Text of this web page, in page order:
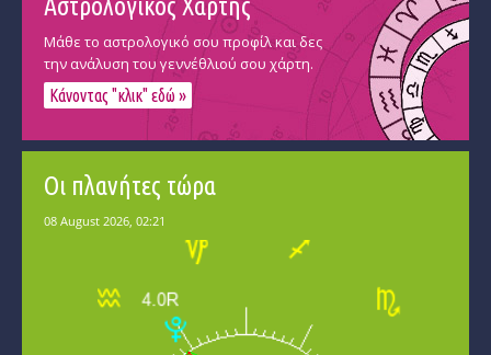
Μάθε το αστρολογικό σου προφίλ και δες
την ανάλυση του γεννέθλιού σου χάρτη.
Κάνοντας "κλικ" εδώ »
Οι πλανήτες τώρα